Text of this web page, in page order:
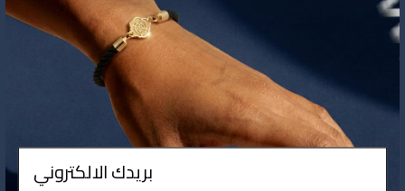
366
تفاصيل المنتج
ادخال